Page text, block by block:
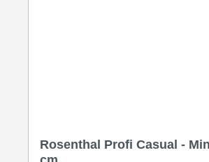
Rosenthal Profi Casual - Mint - Bowl 13